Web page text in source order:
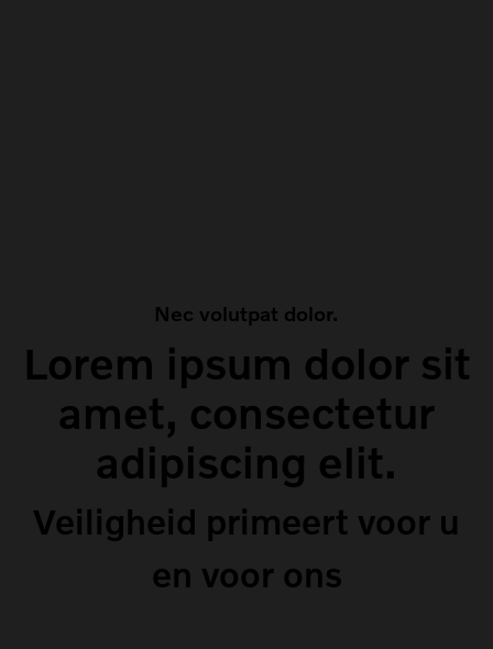
Nec volutpat dolor.
Lorem ipsum dolor sit
amet, consectetur
adipiscing elit.
Veiligheid primeert voor u
en voor ons